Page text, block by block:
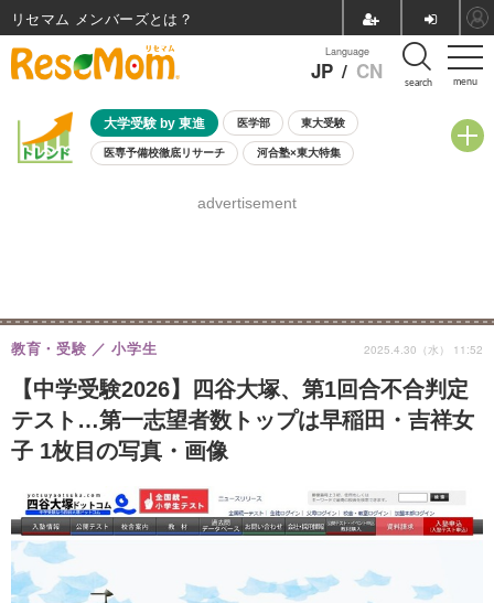
menu
Language
JP / CN search
大学受験 by 東進 医学部 東大受験
医専予備校徹底リサーチ 河合塾×東大特集
8月開催学校説明会・相談会
advertisement
【中学受験2026】四谷大塚、第1回合不合判定
テスト…第一志望者数トップは早稲田・吉祥女
子 1枚目の写真・画像
教育・受験 小学生 2025.4.30（水） 11:52
リセマム メンバーズ